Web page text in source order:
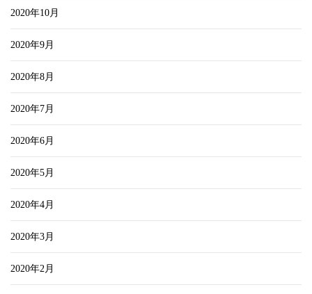
2020年10月
2020年9月
2020年8月
2020年7月
2020年6月
2020年5月
2020年4月
2020年3月
2020年2月